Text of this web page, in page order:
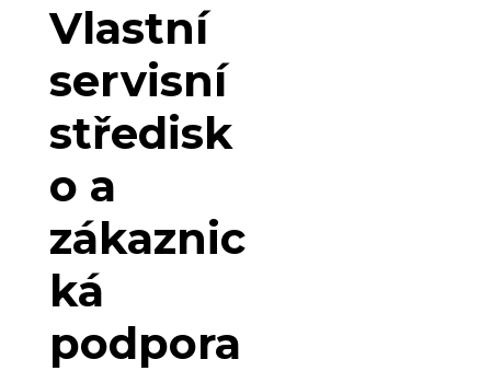
Vlastní
servisní
středisk
o a
zákaznic
ká
podpora